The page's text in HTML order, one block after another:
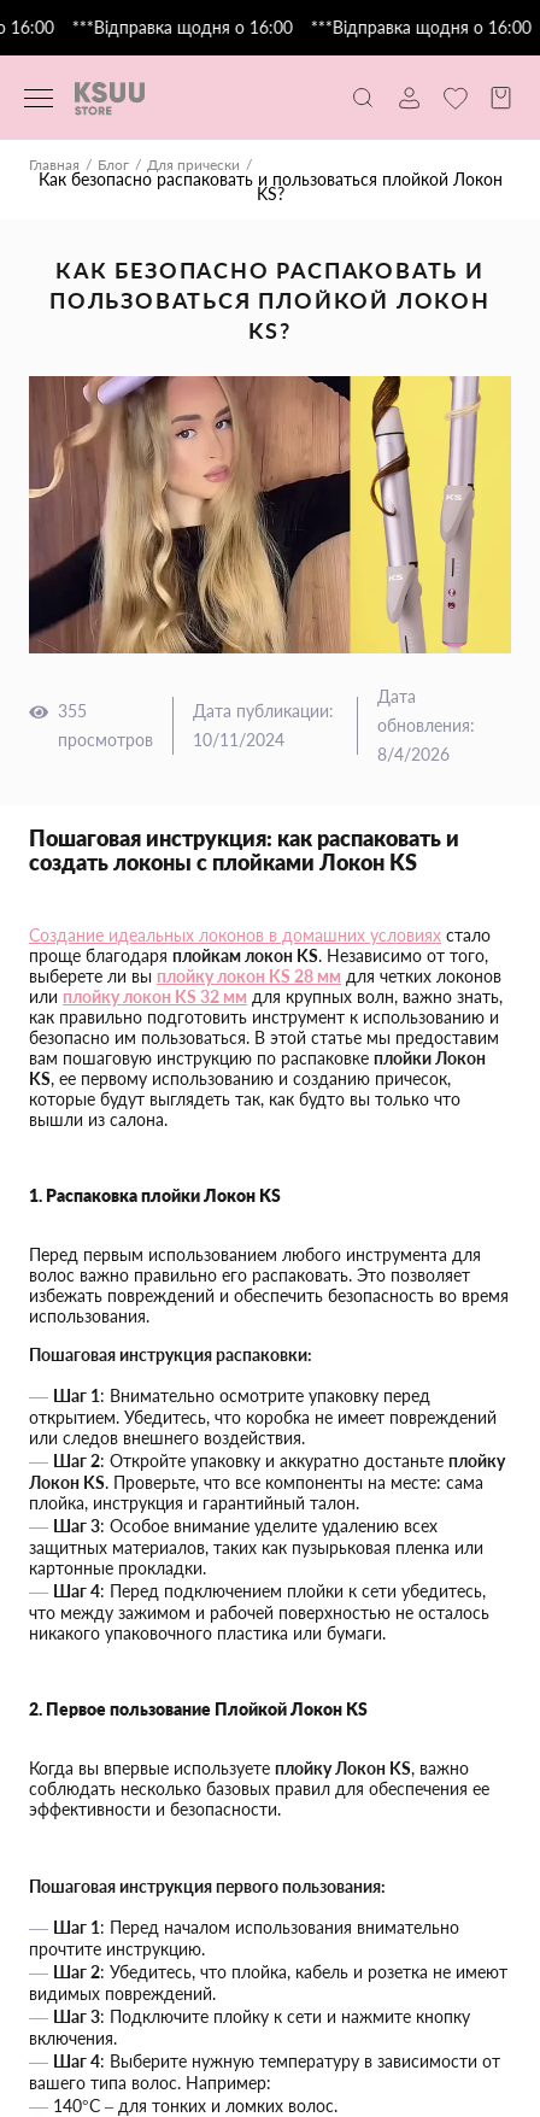
***Відправка щодня о 16:00 ***Відправка щодня о 16:00
Главная Блог Для прически
Как безопасно распаковать и пользоваться плойкой Локон
KS?
КАК БЕЗОПАСНО РАСПАКОВАТЬ И
ПОЛЬЗОВАТЬСЯ ПЛОЙКОЙ ЛОКОН
KS?
355
просмотров
Дата публикации:
10/11/2024
Дата
обновления:
8/4/2026
Пошаговая инструкция: как распаковать и
создать локоны с плойками Локон KS
Создание идеальных локонов в домашних условиях стало
проще благодаря плойкам локон KS. Независимо от того,
выберете ли вы плойку локон KS 28 мм для четких локонов
или плойку локон KS 32 мм для крупных волн, важно знать,
как правильно подготовить инструмент к использованию и
безопасно им пользоваться. В этой статье мы предоставим
вам пошаговую инструкцию по распаковке плойки Локон
KS, ее первому использованию и созданию причесок,
которые будут выглядеть так, как будто вы только что
вышли из салона.
1. Распаковка плойки Локон KS
Перед первым использованием любого инструмента для
волос важно правильно его распаковать. Это позволяет
избежать повреждений и обеспечить безопасность во время
использования.
Пошаговая инструкция распаковки:
Шаг 1: Внимательно осмотрите упаковку перед
открытием. Убедитесь, что коробка не имеет повреждений
или следов внешнего воздействия.
Шаг 2: Откройте упаковку и аккуратно достаньте плойку
Локон KS. Проверьте, что все компоненты на месте: сама
плойка, инструкция и гарантийный талон.
Шаг 3: Особое внимание уделите удалению всех
защитных материалов, таких как пузырьковая пленка или
картонные прокладки.
Шаг 4: Перед подключением плойки к сети убедитесь,
что между зажимом и рабочей поверхностью не осталось
никакого упаковочного пластика или бумаги.
2. Первое пользование Плойкой Локон KS
Когда вы впервые используете плойку Локон KS, важно
соблюдать несколько базовых правил для обеспечения ее
эффективности и безопасности.
Пошаговая инструкция первого пользования:
Шаг 1: Перед началом использования внимательно
прочтите инструкцию.
Шаг 2: Убедитесь, что плойка, кабель и розетка не имеют
видимых повреждений.
Шаг 3: Подключите плойку к сети и нажмите кнопку
включения.
Шаг 4: Выберите нужную температуру в зависимости от
вашего типа волос. Например:
140°C – для тонких и ломких волос.